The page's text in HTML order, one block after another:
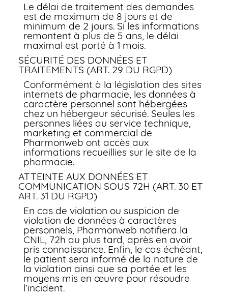
Le délai de traitement des demandes
est de maximum de 8 jours et de
minimum de 2 jours. Si les informations
remontent à plus de 5 ans, le délai
maximal est porté à 1 mois.
SÉCURITÉ DES DONNÉES ET
TRAITEMENTS (ART. 29 DU RGPD)
Conformément à la législation des sites
internets de pharmacie, les données à
caractère personnel sont hébergées
chez un hébergeur sécurisé. Seules les
personnes liées au service technique,
marketing et commercial de
Pharmonweb ont accès aux
informations recueillies sur le site de la
pharmacie.
ATTEINTE AUX DONNÉES ET
COMMUNICATION SOUS 72H (ART. 30 ET
ART. 31 DU RGPD)
En cas de violation ou suspicion de
violation de données à caractères
personnels, Pharmonweb notifiera la
CNIL, 72h au plus tard, après en avoir
pris connaissance. Enfin, le cas échéant,
le patient sera informé de la nature de
la violation ainsi que sa portée et les
moyens mis en œuvre pour résoudre
l’incident.